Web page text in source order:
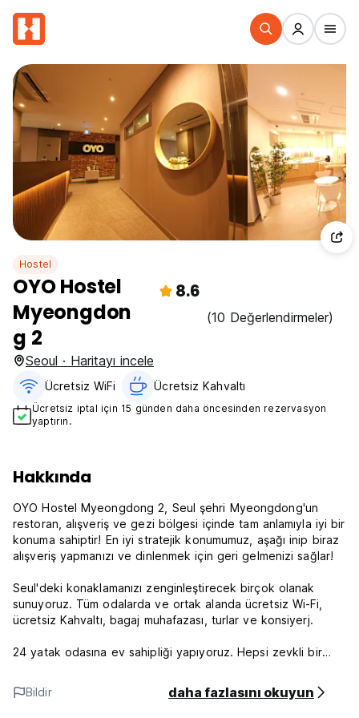
Hostel
OYO Hostel
Myeongdon
g 2
8.6
(10 Değerlendirmeler)
Seoul · Haritayı incele
Ücretsiz WiFi Ücretsiz Kahvaltı‎
Ücretsiz iptal için 15 günden daha öncesinden rezervasyon
yaptırın.
Hakkında
OYO Hostel Myeongdong 2, Seul şehri Myeongdong'un
restoran, alışveriş ve gezi bölgesi içinde tam anlamıyla iyi bir
konuma sahiptir! En iyi stratejik konumumuz, aşağı inip biraz
alışveriş yapmanızı ve dinlenmek için geri gelmenizi sağlar!
Seul'deki konaklamanızı zenginleştirecek birçok olanak
sunuyoruz. Tüm odalarda ve ortak alanda ücretsiz Wi-Fi,
ücretsiz Kahvaltı, bagaj muhafazası, turlar ve konsiyerj.
24 yatak odasına ev sahipliği yapıyoruz. Hepsi zevkli bir
klima ve ısıtma gibi konforlar sağlamaktadır. İdeal bir konum
ve buna uygun olanaklarla birçok yönden tam isabeti
Bildir daha fazlasını okuyun